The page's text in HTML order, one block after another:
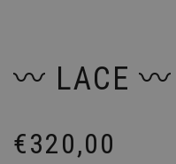
〰️ LACE 〰️
€320,00